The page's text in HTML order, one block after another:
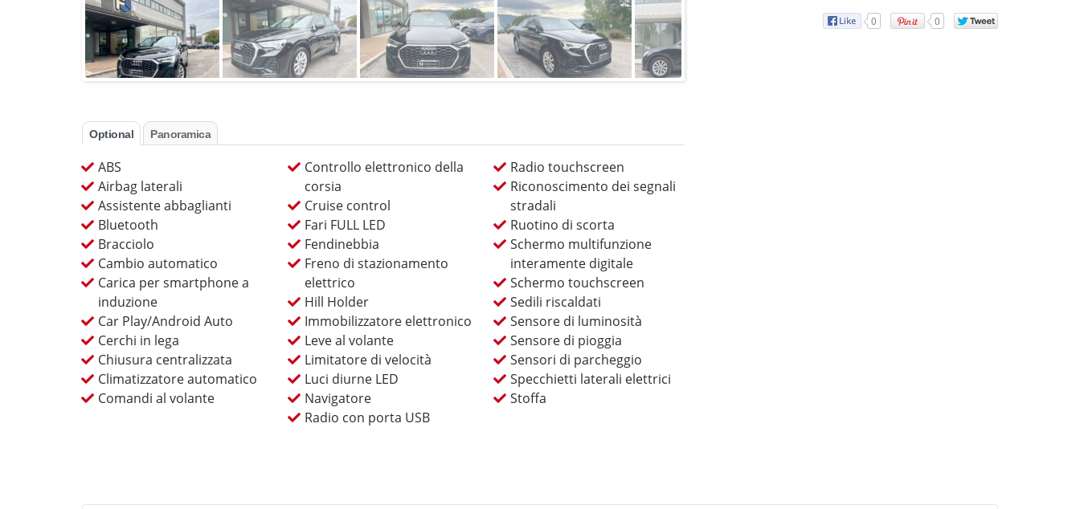
Optional Panoramica
ABS
Airbag laterali
Assistente abbaglianti
Bluetooth
Bracciolo
Cambio automatico
Carica per smartphone a
induzione
Car Play/Android Auto
Cerchi in lega
Chiusura centralizzata
Climatizzatore automatico
Comandi al volante
Controllo elettronico della
corsia
Cruise control
Fari FULL LED
Fendinebbia
Freno di stazionamento
elettrico
Hill Holder
Immobilizzatore elettronico
Leve al volante
Limitatore di velocità
Luci diurne LED
Navigatore
Radio con porta USB
Radio touchscreen
Riconoscimento dei segnali
stradali
Ruotino di scorta
Schermo multifunzione
interamente digitale
Schermo touchscreen
Sedili riscaldati
Sensore di luminosità
Sensore di pioggia
Sensori di parcheggio
Specchietti laterali elettrici
Stoffa
0 0